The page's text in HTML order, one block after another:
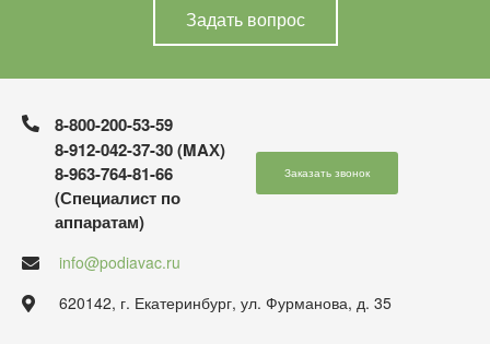
Задать вопрос
8-800-200-53-59
8-912-042-37-30 (MAХ)
8-963-764-81-66
(Специалист по
аппаратам)
Заказать звонок
info@podiavac.ru
620142, г. Екатеринбург, ул. Фурманова, д. 35